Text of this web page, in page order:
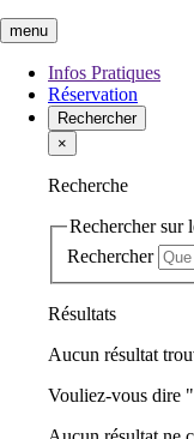
menu
Infos Pratiques
Réservation
Rechercher
×
Recherche
Rechercher sur
Rechercher
Résultats
Aucun résultat
Vouliez-vous dire "